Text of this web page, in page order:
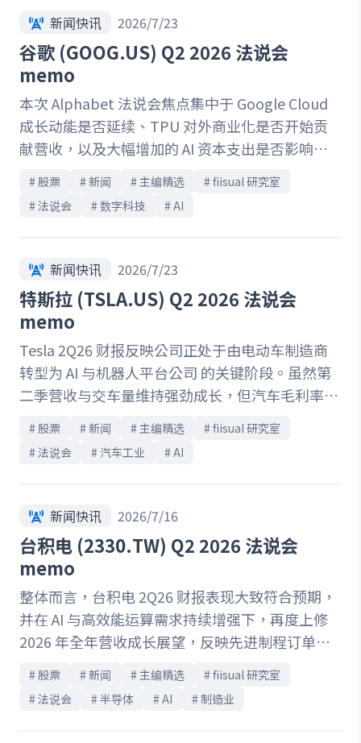
保供应，有助提升订单、价格及获利能见度；同
时，高容值 MLCC 需求快速成长，加上设备交期偏
长、新增产能仅能逐季开出，短期供给弹性仍相对
有限，进一步强化国巨的议价能力。随第二季调价
效益逐步反映，加上出货量增加及产品组合改善，
预期第三季营收与获利率可望延续向上，中期营运
展望维持正向。
新闻快讯 2026/7/23
谷歌 (GOOG.US) Q2 2026 法说会
memo
本次 Alphabet 法说会焦点集中于 Google Cloud
成长动能是否延续、TPU 对外商业化是否开始贡
献营收，以及大幅增加的 AI 资本支出是否影响获
利与现金流。本季公司交出优于市场预期的 Cloud
表现，首次认列 TPU 系统销售收入，并展示 Virgo
Network 等 AI 基础设施布局，显示 AI 商业模式正
广告与 Gemini 发展亦缓解市场对 AI Search 替代
效应及模型开发进度的疑虑。然而，管理层也坦言
AI 算力供给仍偏紧，短期将持续增加第三方算力并
维持高资本支出，Cloud 利润率与 AI 投资回报仍需
透过后续几季营运表现进一步验证。
# 股票 # 新闻 # 主编精选 # fiisual 研究室
# 法说会 # 数字科技 # AI
新闻快讯 2026/7/23
特斯拉 (TSLA.US) Q2 2026 法说会
memo
Tesla 2Q26 财报反映公司正处于由电动车制造商
转型为 AI 与机器人平台公司 的关键阶段。虽然第
二季营收与交车量维持强劲成长，但汽车毛利率持
续受到价格竞争、新产品导入及 AI 投资影响，加
上大幅提高资本支出，使自由现金流两年来首度转
负，短期获利能力仍将承受压力。然而，管理层对
Optimus、FSD、Robotaxi、AI 晶片与能源业务。
其中，Optimus 目标成为第一个能自主执行通用
任务的机器人；FSD 与 Robotaxi 持续累积技术与
营运验证，朝自动化车队平台发展；能源业务则受
惠于 AI 资料中心、电网现代化及储能需求，
Megapack 与 Megapod 可望成为下一波成长引
擎。整体而言，Tesla 正同步布局 AI、机器人、自
动驾驶、半导体与能源五大领域，打造涵盖晶片、
算力、车辆、机器人与能源的垂直整合生态系。短
期而言，市场仍将聚焦自由现金流是否支撑得了高
# 股票 # 新闻 # 主编精选 # fiisual 研究室
# 法说会 # 汽车工业 # AI
新闻快讯 2026/7/16
台积电 (2330.TW) Q2 2026 法说会
memo
整体而言，台积电 2Q26 财报表现大致符合预期，
并在 AI 与高效能运算需求持续增强下，再度上修
2026 年全年营收成长展望，反映先进制程订单能
见度与中长期成长动能仍相当强劲。然而，短期获
利表现仍面临多项压力，包括 N2 进入大规模量产
爬坡阶段、海外晶圆厂成本较高，预期下半年毛利
# 股票 # 新闻 # 主编精选 # fiisual 研究室
# 法说会 # 半导体 # AI # 制造业